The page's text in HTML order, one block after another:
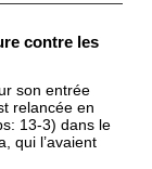
contre les
son entrée
relancée en
13-3) dans le
qui l’avaient